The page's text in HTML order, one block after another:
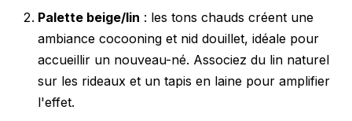
Palette beige/lin : les tons chauds créent une
ambiance cocooning et nid douillet, idéale pour
accueillir un nouveau-né. Associez du lin naturel
sur les rideaux et un tapis en laine pour amplifier
l'effet.